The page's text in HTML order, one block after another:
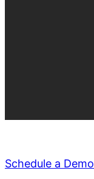
Schedule a Demo